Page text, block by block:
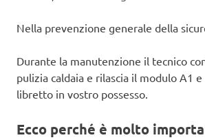
Nella prevenzione generale della
Durante la manutenzione il tecnico
pulizia caldaia e rilascia il modulo A1
libretto in vostro possesso.
Ecco perché è molto